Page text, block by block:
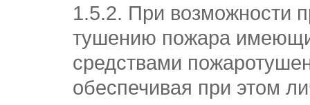
1.5.2. При возможности
тушению пожара
средствами
обеспечивая при этом